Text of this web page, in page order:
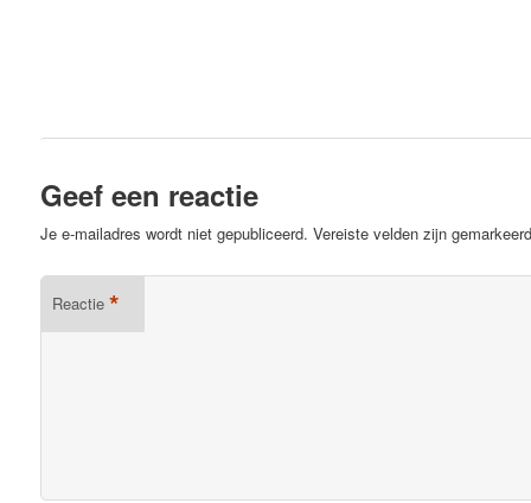
Geef een reactie
Je e-mailadres wordt niet gepubliceerd. Vereiste velden zijn
Reactie *